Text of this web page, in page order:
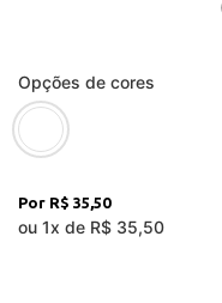
Opções de cores
R$ 35,50
ou 1x de R$ 35,50